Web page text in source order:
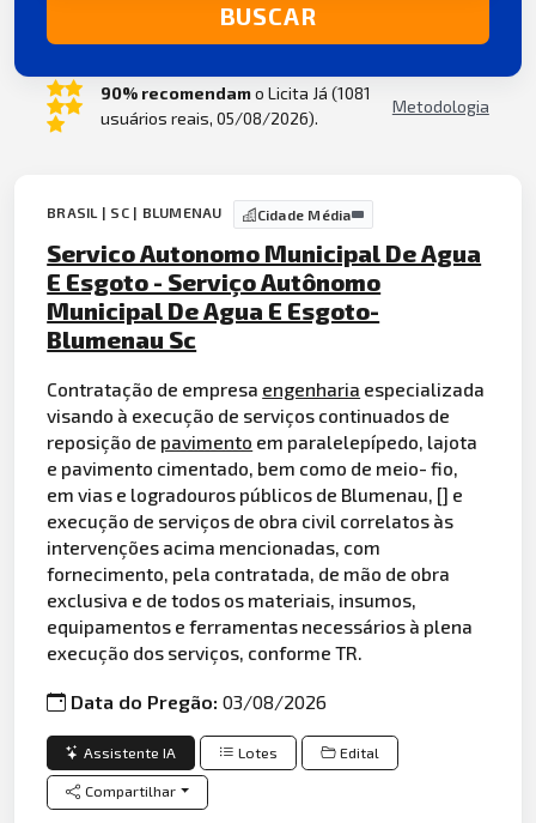
BUSCAR
90% recomendamo Licita Já (1081
usuários reais, 05/08/2026).
Metodologia
BRASIL | SC | BLUMENAU Cidade Média
Servico Autonomo Municipal De Agua
E Esgoto - Serviço Autônomo
Municipal De Agua E Esgoto-
Blumenau Sc
Contratação de empresa engenharia especializada
visando à execução de serviços continuados de
reposição de pavimento em paralelepípedo, lajota
e pavimento cimentado, bem como de meio- fio,
em vias e logradouros públicos de Blumenau, [] e
execução de serviços de obra civil correlatos às
intervenções acima mencionadas, com
fornecimento, pela contratada, de mão de obra
exclusiva e de todos os materiais, insumos,
equipamentos e ferramentas necessários à plena
execução dos serviços, conforme TR.
Data do Pregão:03/08/2026
Assistente IA Lotes Edital
Compartilhar